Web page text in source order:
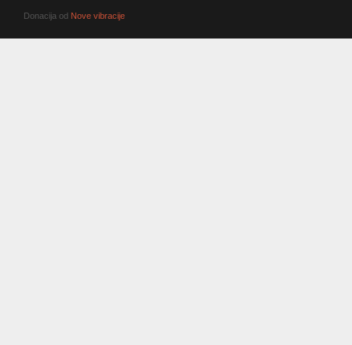
Donacija od Nove vibracije